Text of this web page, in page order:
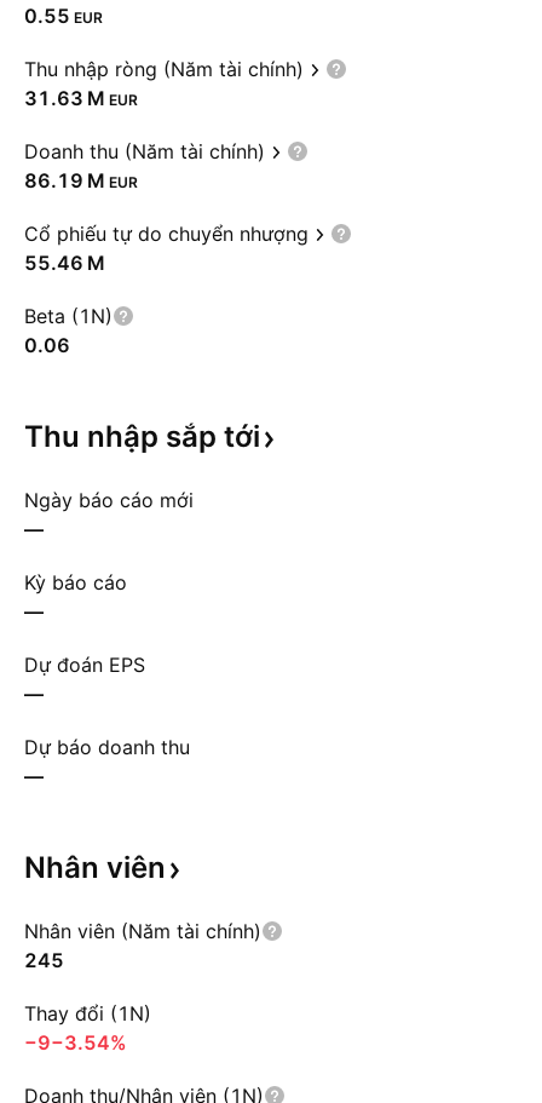
0.55 EUR
Thu nhập ròng (Năm tài chính)
‪31.63 M‬ EUR
Doanh thu (Năm tài chính)
‪86.19 M‬ EUR
Cổ phiếu tự do chuyển nhượng
‪55.46 M‬
Beta (1N)
0.06
Thu nhập sắp tới
Ngày báo cáo mới
—
Kỳ báo cáo
—
Dự đoán EPS
—
Dự báo doanh thu
—
Nhân viên
Nhân viên (Năm tài chính)
245
Thay đổi (1N)
−9−3.54%
Doanh thu/Nhân viên (1N)